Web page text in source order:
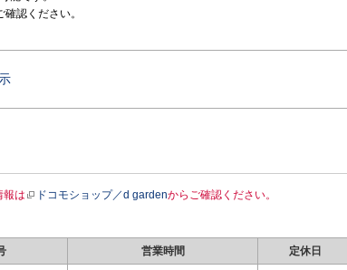
確認ください。
報は ドコモショップ／d gardenからご確認ください。
営業時間 定休日